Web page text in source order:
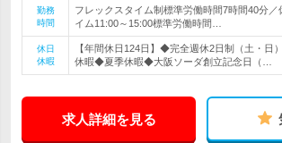
勤務
時間
フレックスタイム制標準労働時間7時間40分／
イム11:00～15:00標準労働時間…
休日
休暇
【年間休日124日】◆完全週休2日制（土・日
休暇◆夏季休暇◆大阪ソーダ創立記念日（…
求人詳細を見る